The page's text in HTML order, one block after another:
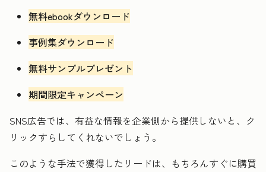
無料ebookダウンロード
事例集ダウンロード
無料サンプルプレゼント
期間限定キャンペーン
SNS広告では、有益な情報を企業側から提供しないと、ク
リックすらしてくれないでしょう。
このような手法で獲得したリードは、もちろんすぐに購買